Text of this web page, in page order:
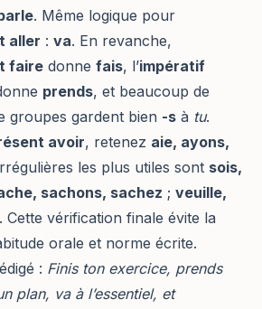
. Même logique pour
aller : va. En revanche,
faire donne fais, l’impératif
prends, et beaucoup de
groupes gardent bien -s à tu.
avoir, retenez aie, ayons,
les plus utiles sont sois,
sachons, sachez ; veuille,
. Cette vérification finale évite la
orale et norme écrite.
: Finis ton exercice, prends
plan, va à l’essentiel, et